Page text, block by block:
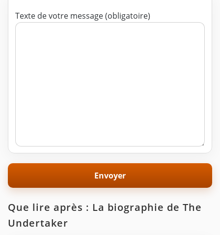
Texte de votre message (obligatoire)
Que lire après : La biographie de The
Undertaker